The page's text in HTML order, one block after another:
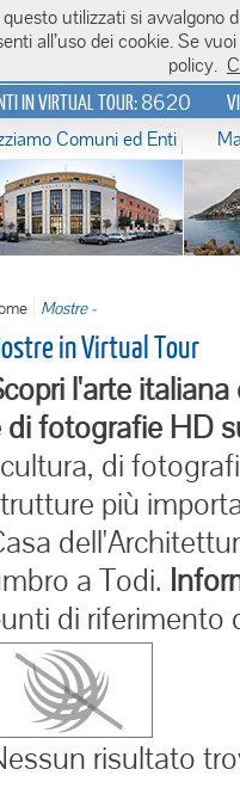
IN VIRTUAL TOUR:8620
Comuni ed Enti
Mostre -
in Virtual Tour
l'arte
di fotografie HD
di
più
a Todi.
di riferimento
risultato
utilizzati si
all’uso dei cookie. Se
policy.